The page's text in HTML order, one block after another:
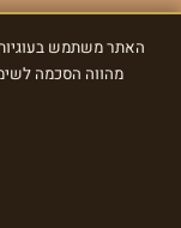
האתר משתמש
מהווה הסכמה
ניוזלטר